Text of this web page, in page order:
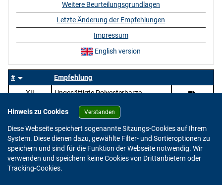
#
Empfehlung
XII
Ungesättigte Polyesterharze
Weitere Beurteilungsgrundlagen
Letzte Änderung der Empfehlungen
Impressum
English version
Hinweis zu Cookies Verstanden
Diese Webseite speichert sogenannte Sitzungs-Cookies auf Ihrem
System. Diese dienen dazu, gewählte Filter- und Sortieroptionen zu
speichern und sind für die Funktion der Webseite notwendig. Wir
verwenden und speichern keine Cookies von Drittanbietern oder
Tracking-Cookies.